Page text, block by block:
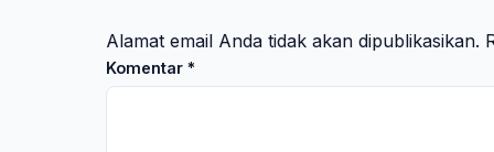
Alamat email Anda tidak akan dipublikasikan.
Komentar *